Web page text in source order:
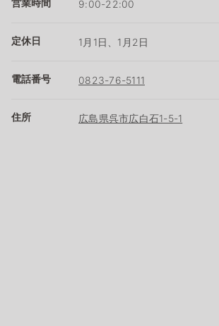
営業時間 9:00-22:00
定休日 1月1日、1月2日
電話番号 0823-76-5111
住所 広島県呉市広白石1-5-1